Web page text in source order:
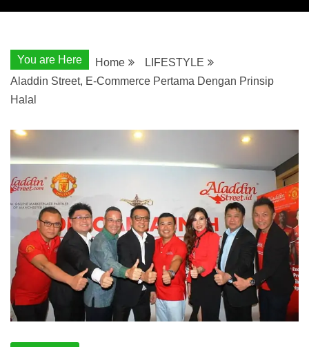
You are Here Home
LIFESTYLE
Aladdin Street, E-Commerce Pertama Dengan Prinsip
Halal